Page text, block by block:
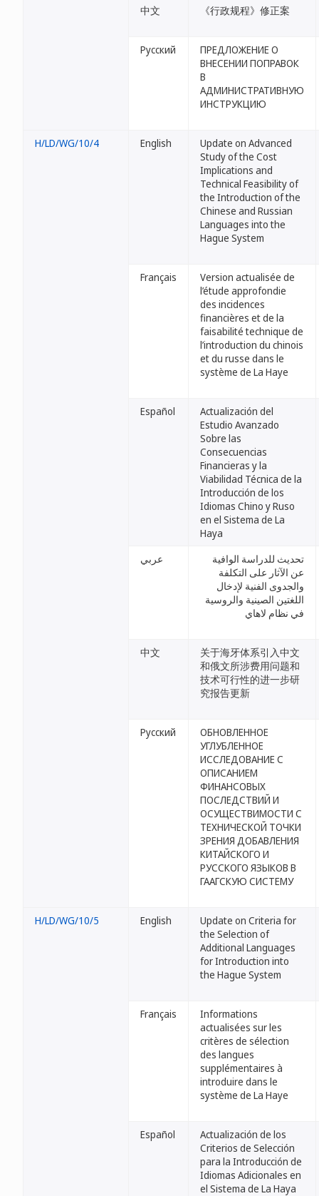
中文 《行政规程》修正案
Русский
ПРЕДЛОЖЕНИЕ О
ВНЕСЕНИИ ПОПРАВОК
В
АДМИНИСТРАТИВНУЮ
ИНСТРУКЦИЮ
H/LD/WG/10/4 English
Update on Advanced
Study of the Cost
Implications and
Technical Feasibility of
the Introduction of the
Chinese and Russian
Languages into the
Hague System
Français
Version actualisée de
l’étude approfondie
des incidences
financières et de la
faisabilité technique de
l’introduction du chinois
et du russe dans le
système de La Haye
Español
Actualización del
Estudio Avanzado
Sobre las
Consecuencias
Financieras y la
Viabilidad Técnica de la
Introducción de los
Idiomas Chino y Ruso
en el Sistema de La
Haya
عربي
تحديث للدراسة الوافية
عن الآثار على التكلفة
والجدوى الفنية لإدخال
اللغتين الصينية والروسية
في نظام لاهاي
中文
关于海牙体系引入中文
和俄文所涉费用问题和
技术可行性的进一步研
究报告更新
Русский
ОБНОВЛЕННОЕ
УГЛУБЛЕННОЕ
ИССЛЕДОВАНИЕ С
ОПИСАНИЕМ
ФИНАНСОВЫХ
ПОСЛЕДСТВИЙ И
ОСУЩЕСТВИМОСТИ С
ТЕХНИЧЕСКОЙ ТОЧКИ
ЗРЕНИЯ ДОБАВЛЕНИЯ
КИТАЙСКОГО И
РУССКОГО ЯЗЫКОВ В
ГААГСКУЮ СИСТЕМУ
H/LD/WG/10/5 English
Update on Criteria for
the Selection of
Additional Languages
for Introduction into
the Hague System
Français
Informations
actualisées sur les
critères de sélection
des langues
supplémentaires à
introduire dans le
système de La Haye
Español
Actualización de los
Criterios de Selección
para la Introducción de
Idiomas Adicionales en
el Sistema de La Haya